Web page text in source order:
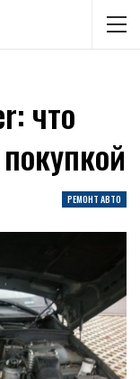
что
РЕМОНТ АВТО